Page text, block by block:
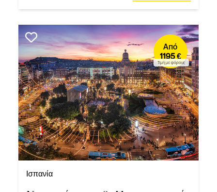
Από
1195 €
Τιμή με φόρους
Ισπανία